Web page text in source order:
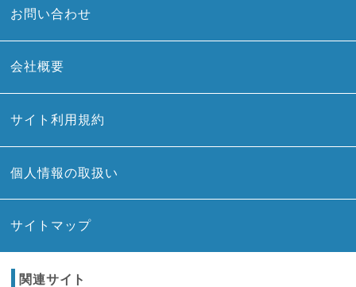
お問い合わせ
会社概要
サイト利用規約
個人情報の取扱い
サイトマップ
関連サイト